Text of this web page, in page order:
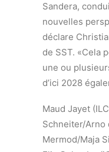
Sandera,
nouvelles
déclare
de SST. «Cela
une ou
d’ici 2028
Maud Jayet
Schneiter/Arno
Mermod/Maja